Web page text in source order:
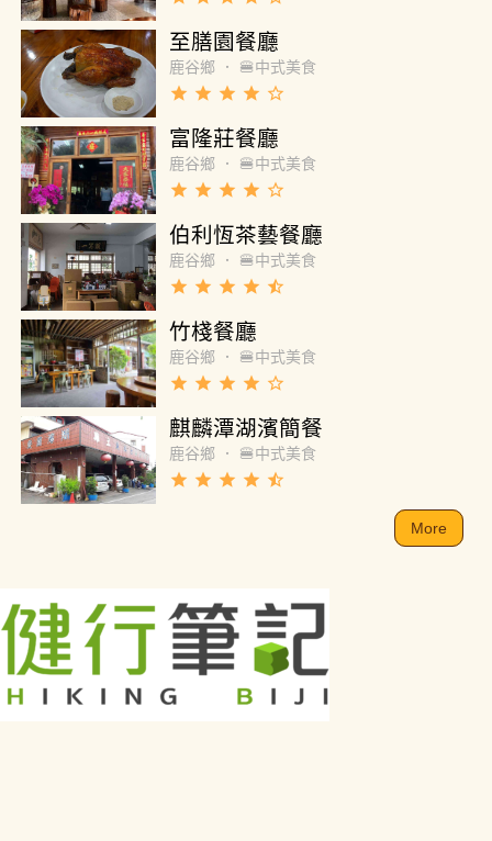
至膳園餐廳
鹿谷鄉 ． 🍔中式美食
grade grade grade grade star_border
富隆莊餐廳
鹿谷鄉 ． 🍔中式美食
grade grade grade grade star_border
伯利恆茶藝餐廳
鹿谷鄉 ． 🍔中式美食
grade grade grade grade star_half
竹棧餐廳
鹿谷鄉 ． 🍔中式美食
grade grade grade grade star_border
麒麟潭湖濱簡餐
鹿谷鄉 ． 🍔中式美食
grade grade grade grade star_half
More